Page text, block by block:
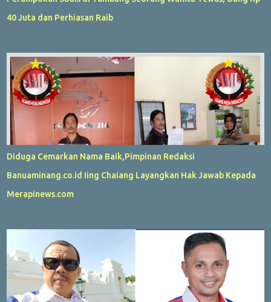
40 Juta dan Perhiasan Raib
Diduga Cemarkan Nama Baik,Pimpinan Redaksi
Banuaminang.co.id Iing Chaiang Layangkan Hak Jawab Kepada
Merapinews.com